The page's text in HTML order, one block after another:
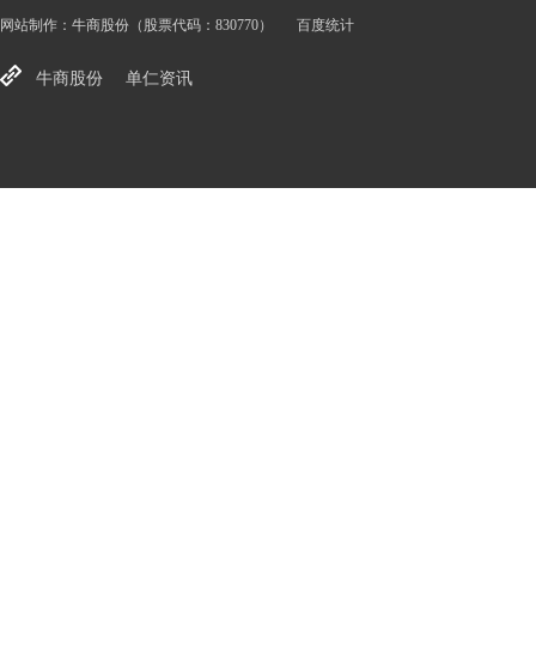
网站制作： 牛商股份 （股票代码：830770） 百度统计
牛商股份 单仁资讯